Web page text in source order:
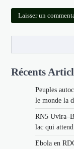
Récents
Peuples
le monde la
RN5
lac qui
Ebola en